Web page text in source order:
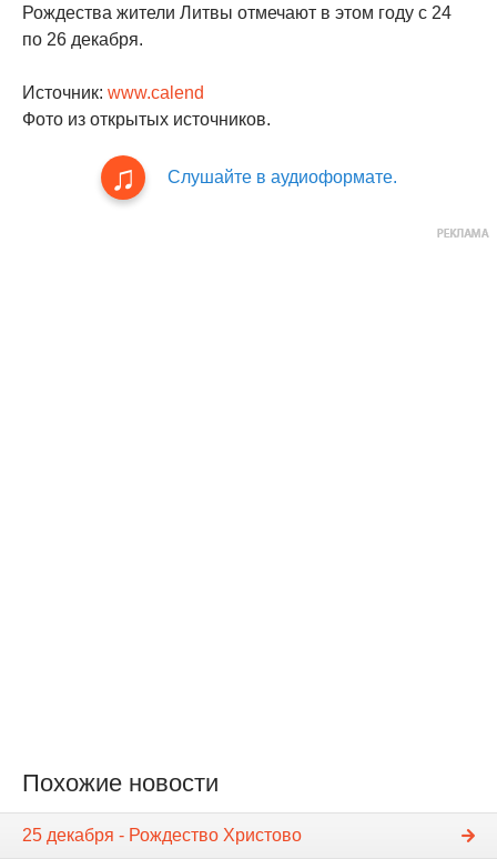
Рождества жители Литвы отмечают в этом году с 24
по 26 декабря.
Источник: www.calend
Фото из открытых источников.
Слушайте в аудиоформате.
Похожие новости
25 декабря - Рождество Христово